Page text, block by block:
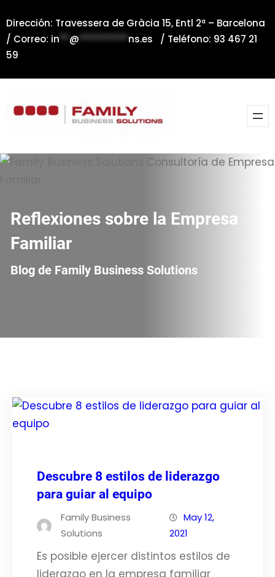
al
contenido
Dirección: Travessera de Gràcia 15, Entl 2ª – Barcelona
/ Correo: in**@**********ns.es / Teléfono: 93 467 21
59
Reflexiones sobre la Empresa
Familiar
Blog de Family Business Solutions
Descubre 8 estilos de liderazgo
para guiar al equipo
Family Business
Solutions
May 12,
2021
Es posible ejercer distintos estilos de